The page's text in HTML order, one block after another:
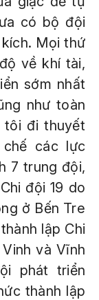
có bộ đội
Mọi thứ
về khí tài,
sớm nhất
như toàn
tôi đi thuyết
các lực
7 trung đội,
đội 19 do
ở Bến Tre
lập Chi
và Vĩnh
phát triển
thành lập